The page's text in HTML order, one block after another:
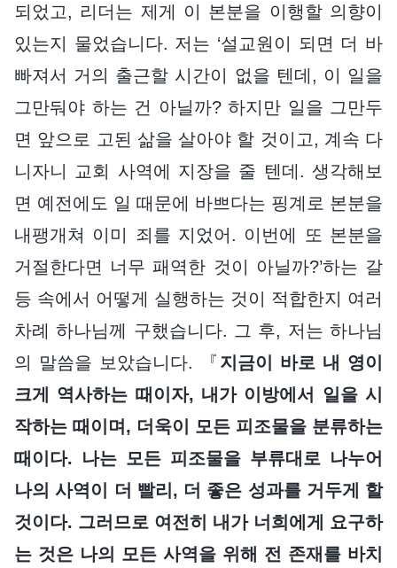
되었고, 리더는 제게 이 본분을 이행할 의향이
있는지 물었습니다. 저는 ‘설교원이 되면 더 바
빠져서 거의 출근할 시간이 없을 텐데, 이 일을
그만둬야 하는 건 아닐까? 하지만 일을 그만두
면 앞으로 고된 삶을 살아야 할 것이고, 계속 다
니자니 교회 사역에 지장을 줄 텐데. 생각해보
면 예전에도 일 때문에 바쁘다는 핑계로 본분을
내팽개쳐 이미 죄를 지었어. 이번에 또 본분을
거절한다면 너무 패역한 것이 아닐까?’하는 갈
등 속에서 어떻게 실행하는 것이 적합한지 여러
차례 하나님께 구했습니다. 그 후, 저는 하나님
의 말씀을 보았습니다. 『 지금이 바로 내 영이
크게 역사하는 때이자, 내가 이방에서 일을 시
작하는 때이며, 더욱이 모든 피조물을 분류하는
때이다. 나는 모든 피조물을 부류대로 나누어
나의 사역이 더 빨리, 더 좋은 성과를 거두게 할
것이다. 그러므로 여전히 내가 너희에게 요구하
는 것은 나의 모든 사역을 위해 전 존재를 바치